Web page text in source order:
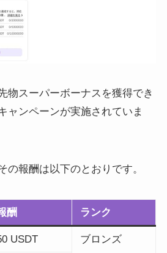
物スーパーボーナスを獲得でき
ャンペーンが実施されていま
の報酬は以下のとおりです。
酬 ランク
USDT ブロンズ